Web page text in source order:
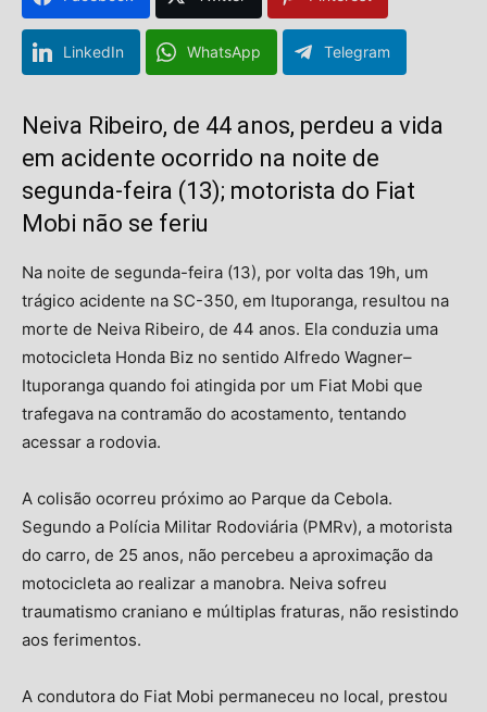
LinkedIn WhatsApp Telegram
Neiva Ribeiro, de 44 anos, perdeu a vida
em acidente ocorrido na noite de
segunda-feira (13); motorista do Fiat
Mobi não se feriu
Na noite de segunda-feira (13), por volta das 19h, um
trágico acidente na SC-350, em Ituporanga, resultou na
morte de Neiva Ribeiro, de 44 anos. Ela conduzia uma
motocicleta Honda Biz no sentido Alfredo Wagner–
Ituporanga quando foi atingida por um Fiat Mobi que
trafegava na contramão do acostamento, tentando
acessar a rodovia.
A colisão ocorreu próximo ao Parque da Cebola.
Segundo a Polícia Militar Rodoviária (PMRv), a motorista
do carro, de 25 anos, não percebeu a aproximação da
motocicleta ao realizar a manobra. Neiva sofreu
traumatismo craniano e múltiplas fraturas, não resistindo
aos ferimentos.
A condutora do Fiat Mobi permaneceu no local, prestou